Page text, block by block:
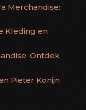
Merchandise:
Kleding en
Ontdek
Pieter Konijn